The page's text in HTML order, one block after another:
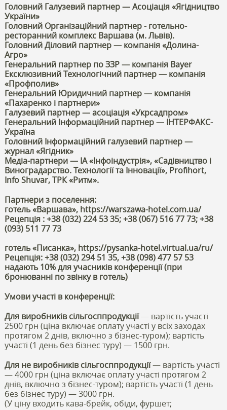
Головний Галузевий партнер — Асоціація «Ягідництво
України»
Головний Організаційний партнер - готельно-
ресторанний комплекс Варшава (м. Львів).
Головний Діловий партнер — компанія «Долина-
Агро»
Генеральний партнер по ЗЗР — компанія Bayer
Ексклюзивний Технологічний партнер — компанія
«Профполив»
Генеральний Юридичний партнер — компанія
«Пахаренко і партнери»
Галузевий партнер — асоціація «Укрсадпром»
Генеральний Інформаційний партнер — ІНТЕРФАКС-
Україна
Головний Інформаційний галузевий партнер —
журнал «Ягідник»
Медіа-партнери — ІА «Інфоіндустрія», «Садівництво і
Виноградарство. Технології та Інновації», Profihort,
Info Shuvar, ТРК «Ритм».
Партнери з поселення:
готель «Варшава», https://warszawa-hotel.com.ua/
Рецепція : +38 (032) 224 53 35; +38 (067) 516 77 73; +38
(093) 511 77 73
готель «Писанка», https://pysanka-hotel.virtual.ua/ru/
Рецепція: +38 (032) 294 51 35, +38 (098) 477 57 53
надають 10% для учасників конференції (при
бронюванні по звінку в готель)
Умови участі в конференції:
Для виробників сільгосппродукції— вартість участі
2500 грн (ціна включає оплату участі у всіх заходах
протягом 2 днів, включно з бізнес-туром); вартість
участі (1 день без бізнес туру) — 1500 грн.
Для не виробників сільгосппродукції— вартість участі
— 4000 грн (ціна включає оплату участі протягом 2
днів, включно з бізнес-туром); вартість участі (1 день
без бізнес туру) — 3000 грн.
(У ціну входить кава-брейк, обіди, фуршет;